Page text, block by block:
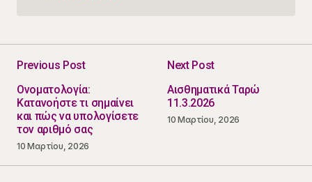
Previous Post
Ονοματολογία:
Κατανοήστε τι σημαίνει
και πώς να υπολογίσετε
τον αριθμό σας
10 Μαρτίου, 2026
Next Post
Αισθηματικά Ταρώ
11.3.2026
10 Μαρτίου, 2026